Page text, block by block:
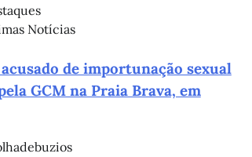
Notícias
de importunação sexual
GCM na Praia Brava, em